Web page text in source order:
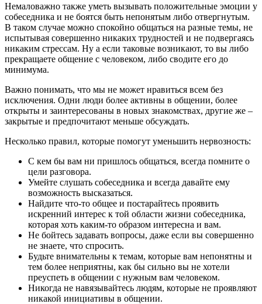
Немаловажно также уметь вызывать положительные эмоции у
собеседника и не боятся быть непонятым либо отвергнутым.
В таком случае можно спокойно общаться на разные темы, не
испытывая совершенно никаких трудностей и не подвергаясь
никаким стрессам. Ну а если таковые возникают, то вы либо
прекращаете общение с человеком, либо сводите его до
минимума.
Важно понимать, что мы не может нравиться всем без
исключения. Одни люди более активны в общении, более
открыты и заинтересованы в новых знакомствах, другие же –
закрытые и предпочитают меньше обсуждать.
Несколько правил, которые помогут уменьшить нервозность:
С кем бы вам ни пришлось общаться, всегда помните о
цели разговора.
Умейте слушать собеседника и всегда давайте ему
возможность высказаться.
Найдите что-то общее и постарайтесь проявить
искренний интерес к той области жизни собеседника,
которая хоть каким-то образом интересна и вам.
Не бойтесь задавать вопросы, даже если вы совершенно
не знаете, что спросить.
Будьте внимательны к темам, которые вам непонятны и
тем более неприятны, как бы сильно вы не хотели
преуспеть в общении с нужным вам человеком.
Никогда не навязывайтесь людям, которые не проявляют
никакой инициативы в общении.